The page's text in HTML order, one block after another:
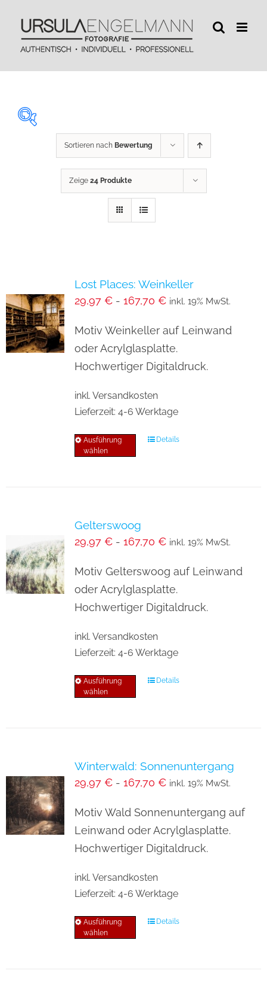
Inhalt
springen
240
Sortieren nach Bewertung
Zeige 24 Produkte
Lost Places: Weinkeller
29,97 €- 167,70 € inkl. 19% MwSt.
Motiv Weinkeller auf Leinwand
oder Acrylglasplatte.
Hochwertiger Digitaldruck.
inkl. Versandkosten
Lieferzeit: 4-6 Werktage
Ausführung
wählen
Dieses
Optionen
können
auf
Produktseite
gewählt
werden
Details
Gelterswoog
29,97 €- 167,70 € inkl. 19% MwSt.
Motiv Gelterswoog auf Leinwand
oder Acrylglasplatte.
Hochwertiger Digitaldruck.
inkl. Versandkosten
Lieferzeit: 4-6 Werktage
Ausführung
wählen
Dieses
auf.
Optionen
können
auf
Produktseite
gewählt
werden
Details
Winterwald: Sonnenuntergang
29,97 €- 167,70 € inkl. 19% MwSt.
Motiv Wald Sonnenuntergang auf
Leinwand oder Acrylglasplatte.
Hochwertiger Digitaldruck.
inkl. Versandkosten
Lieferzeit: 4-6 Werktage
Ausführung
wählen
Dieses
Details